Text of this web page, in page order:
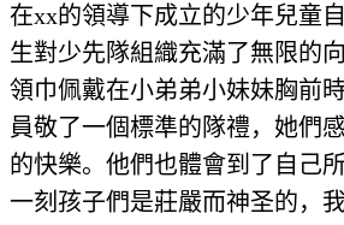
在xx的領導下成立的少年兒童
生對少先隊組織充滿了無限的
領巾佩戴在小弟弟小妹妹胸前
員敬了一個標準的隊禮，她們
的快樂。他們也體會到了自己
一刻孩子們是莊嚴而神圣的，